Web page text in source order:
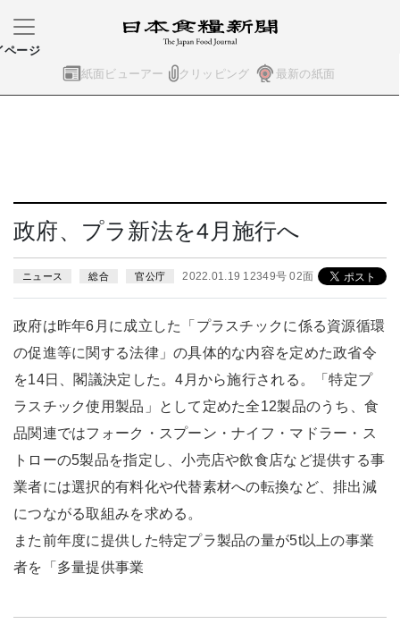
紙面ビューアー クリッピング 最新の紙面
ページ
政府、プラ新法を4月施行へ
ニュース 総合 官公庁 2022.01.19 12349号 02面
政府は昨年6月に成立した「プラスチックに係る資源循環
の促進等に関する法律」の具体的な内容を定めた政省令
を14日、閣議決定した。4月から施行される。「特定プ
ラスチック使用製品」として定めた全12製品のうち、食
品関連ではフォーク・スプーン・ナイフ・マドラー・ス
トローの5製品を指定し、小売店や飲食店など提供する事
業者には選択的有料化や代替素材への転換など、排出減
につながる取組みを求める。
また前年度に提供した特定プラ製品の量が5t以上の事業
者を「多量提供事業